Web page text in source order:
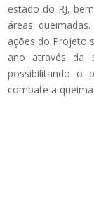
estado do RJ,
áreas
ações do Projeto
ano através da
possibilitando o
combate a